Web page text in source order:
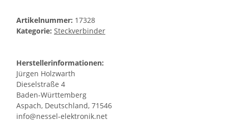
Artikelnummer: 17328
Kategorie: Steckverbinder
Herstellerinformationen:
Jürgen Holzwarth
Dieselstraße 4
Baden-Württemberg
Aspach, Deutschland, 71546
info@nessel-elektronik.net